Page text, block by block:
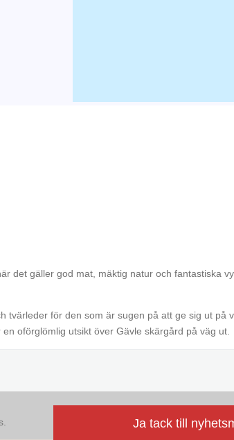
det gäller god mat, mäktig natur och fantastiska
för den som är sugen på att ge sig ut på
oförglömlig utsikt över Gävle skärgård på väg ut.
Ja tack till